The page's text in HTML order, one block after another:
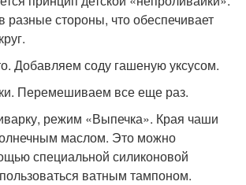
разные стороны, что обеспечивает
Добавляем соду гашеную уксусом.
Перемешиваем все еще раз.
режим «Выпечка». Края чаши
маслом. Это можно
специальной силиконовой
ватным тампоном.